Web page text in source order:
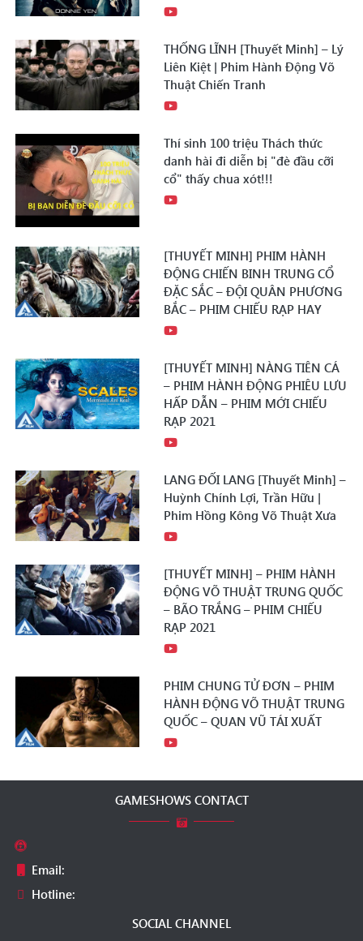
THỐNG LĨNH [Thuyết Minh] – Lý
Liên Kiệt | Phim Hành Động Võ
Thuật Chiến Tranh
Thí sinh 100 triệu Thách thức
danh hài đi diễn bị "đè đầu cỡi
cổ" thấy chua xót!!!
[THUYẾT MINH] PHIM HÀNH
ĐỘNG CHIẾN BINH TRUNG CỔ
ĐẶC SẮC – ĐỘI QUÂN PHƯƠNG
BẮC – PHIM CHIẾU RẠP HAY
[THUYẾT MINH] NÀNG TIÊN CÁ
– PHIM HÀNH ĐỘNG PHIÊU LƯU
HẤP DẪN – PHIM MỚI CHIẾU
RẠP 2021
LANG ĐỐI LANG [Thuyết Minh] –
Huỳnh Chính Lợi, Trần Hữu |
Phim Hồng Kông Võ Thuật Xưa
[THUYẾT MINH] – PHIM HÀNH
ĐỘNG VÕ THUẬT TRUNG QUỐC
– BÃO TRẮNG – PHIM CHIẾU
RẠP 2021
PHIM CHUNG TỬ ĐƠN – PHIM
HÀNH ĐỘNG VÕ THUẬT TRUNG
QUỐC – QUAN VŨ TÁI XUẤT
GAMESHOWS CONTACT
Email:
Hotline:
SOCIAL CHANNEL